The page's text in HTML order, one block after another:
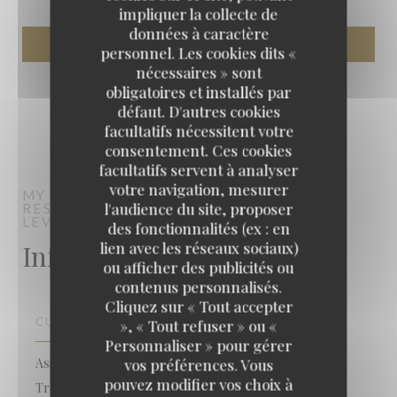
impliquer la collecte de
données à caractère
personnel. Les cookies dits «
nécessaires » sont
obligatoires et installés par
défaut. D'autres cookies
facultatifs nécessitent votre
consentement. Ces cookies
facultatifs servent à analyser
votre navigation, mesurer
l'audience du site, proposer
des fonctionnalités (ex : en
lien avec les réseaux sociaux)
ou afficher des publicités ou
contenus personnalisés.
Cliquez sur « Tout accepter
», « Tout refuser » ou «
Personnaliser » pour gérer
vos préférences. Vous
pouvez modifier vos choix à
MY PUM PUI
RESTAURANT TRADITIONNEL
LEVALLOIS-PERRET
Infos pratiques
CUISINE
Asiatique, Fait maison, Produits frais, Cuisine
Traditionnelle